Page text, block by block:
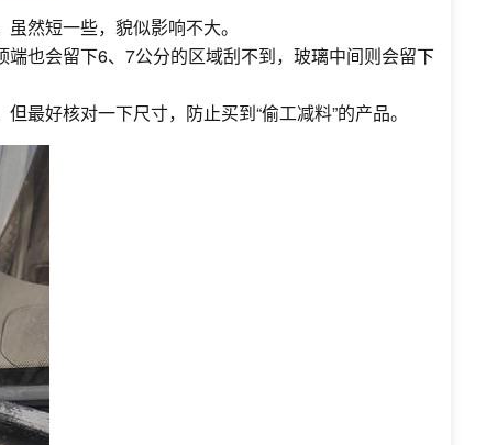
然短一些，貌似影响不大。
也会留下6、7公分的区域刮不到，玻璃中间则会留下
好核对一下尺寸，防止买到“偷工减料”的产品。